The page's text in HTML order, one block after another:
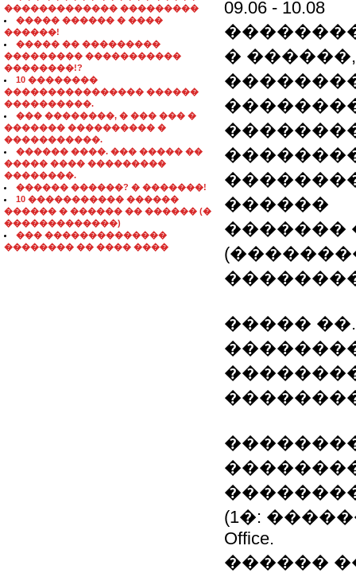
������������� ���������
����� ������ � ����
������!
����� �� ���������
��������� �����������
��������!?
10 ��������
���������������� ������
����������.
��� ��������, � ��� ��� �
������� ���������� �
�����������.
������ ����. ��� ����� ��
����� ���� ���������
��������.
������ ������? � �������!
10 ����������� ������
������ � ������ �� ������ (�
�������������)
��� ��������������
�������� �� ���� ����
09.06 - 10.08
�
������
�������
�����
(1�:
Office.
������